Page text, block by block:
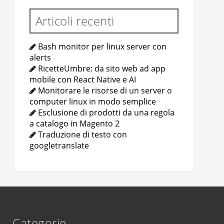
Articoli recenti
Bash monitor per linux server con
alerts
RicetteUmbre: da sito web ad app
mobile con React Native e AI
Monitorare le risorse di un server o
computer linux in modo semplice
Esclusione di prodotti da una regola
a catalogo in Magento 2
Traduzione di testo con
googletranslate